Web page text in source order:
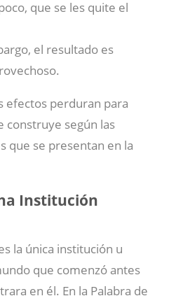
que se les quite el
el resultado es
efectos perduran para
construye según las
que se presentan en la
Institución
la única institución u
que comenzó antes
en él. En la Palabra de